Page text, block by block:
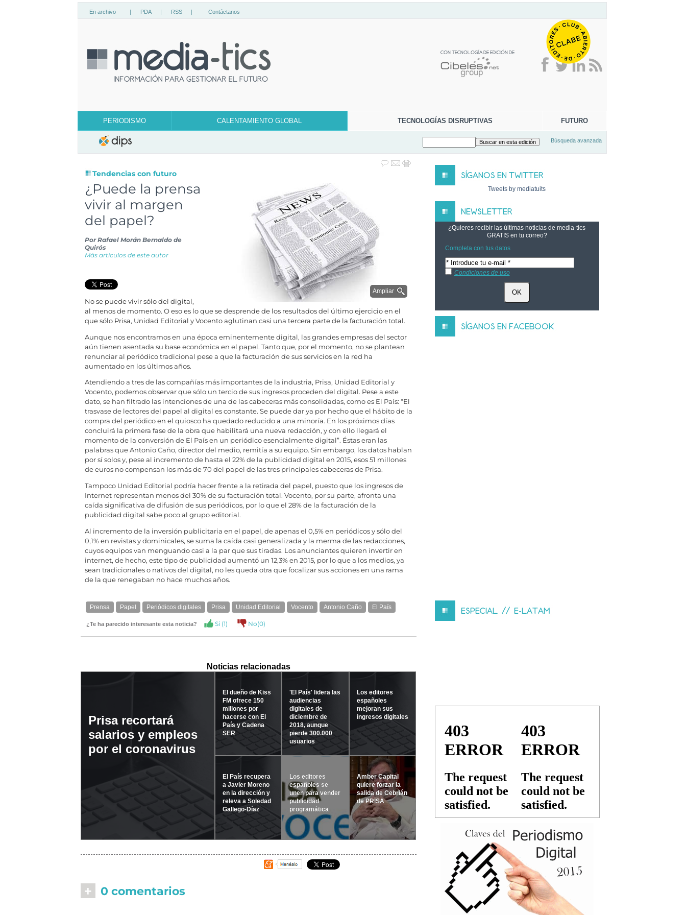
En archivo | PDA | RSS | Contáctanos
PERIODISMO CALENTAMIENTO GLOBAL TECNOLOGÍAS DISRUPTIVAS FUTURO
Búsqueda avanzada
Tendencias con futuro
Ampliar
¿Puede la prensa
vivir al margen
del papel?
PorRafael Morán Bernaldo de
Quirós
Más artículos de este autor
No se puede vivir sólo del digital,
al menos de momento. O eso es lo que se desprende de los resultados del último ejercicio en el
que sólo Prisa, Unidad Editorial y Vocento aglutinan casi una tercera parte de la facturación total.
Aunque nos encontramos en una época eminentemente digital, las grandes empresas del sector
aún tienen asentada su base económica en el papel. Tanto que, por el momento, no se plantean
renunciar al periódico tradicional pese a que la facturación de sus servicios en la red ha
aumentado en los últimos años.
Atendiendo a tres de las compañías más importantes de la industria, Prisa, Unidad Editorial y
Vocento, podemos observar que sólo un tercio de sus ingresos proceden del digital. Pese a este
dato, se han filtrado las intenciones de una de las cabeceras más consolidadas, como es El País: “El
trasvase de lectores del papel al digital es constante. Se puede dar ya por hecho que el hábito de la
compra del periódico en el quiosco ha quedado reducido a una minoría. En los próximos días
concluirá la primera fase de la obra que habilitará una nueva redacción, y con ello llegará el
momento de la conversión de El País en un periódico esencialmente digital”. Éstas eran las
palabras que Antonio Caño, director del medio, remitía a su equipo. Sin embargo, los datos hablan
por sí solos y, pese al incremento de hasta el 22% de la publicidad digital en 2015, esos 51 millones
de euros no compensan los más de 70 del papel de las tres principales cabeceras de Prisa.
Tampoco Unidad Editorial podría hacer frente a la retirada del papel, puesto que los ingresos de
Internet representan menos del 30% de su facturación total. Vocento, por su parte, afronta una
caída significativa de difusión de sus periódicos, por lo que el 28% de la facturación de la
publicidad digital sabe poco al grupo editorial.
Al incremento de la inversión publicitaria en el papel, de apenas el 0,5% en periódicos y sólo del
0,1% en revistas y dominicales, se suma la caída casi generalizada y la merma de las redacciones,
cuyos equipos van menguando casi a la par que sus tiradas. Los anunciantes quieren invertir en
internet, de hecho, este tipo de publicidad aumentó un 12,3% en 2015, por lo que a los medios, ya
sean tradicionales o nativos del digital, no les queda otra que focalizar sus acciones en una rama
de la que renegaban no hace muchos años.
Prensa Papel Periódicos digitales Prisa Unidad Editorial Vocento Antonio Caño El País
¿Te ha parecido interesante esta noticia? Si (1) No(0)
Noticias relacionadas
Prisa recortará
salarios y empleos
por el coronavirus
El dueño de Kiss
FM ofrece 150
millones por
hacerse con El
País y Cadena
SER
El País recupera
a Javier Moreno
en la dirección y
releva a Soledad
Gallego-Díaz
'El País' lidera las
audiencias
digitales de
diciembre de
2018, aunque
pierde 300.000
usuarios
Los editores
españoles se
unen para vender
publicidad
programática
Los editores
españoles
mejoran sus
ingresos digitales
Amber Capital
quiere forzar la
salida de Cebrián
de PRISA
+ 0 comentarios
Tweets by mediatuits
¿Quieres recibir las últimas noticias de media-tics
GRATISen tu correo?
Completa con tus datos
Condiciones de uso